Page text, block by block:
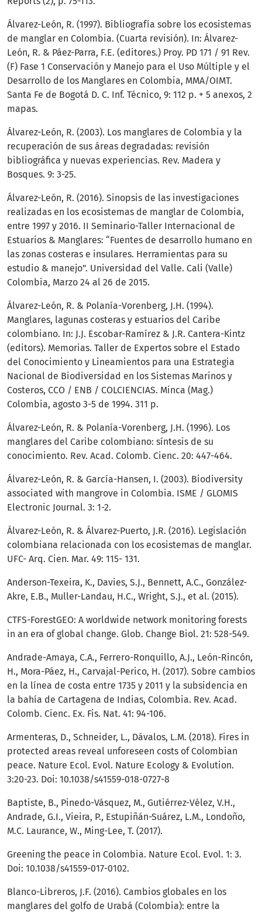
Álvarez-León, R. (1997). Bibliografía sobre los ecosistemas
de manglar en Colombia. (Cuarta revisión). In: Álvarez-
León, R. & Páez-Parra, F.E. (editores.) Proy. PD 171 / 91 Rev.
(F) Fase 1 Conservación y Manejo para el Uso Múltiple y el
Desarrollo de los Manglares en Colombia, MMA/OIMT.
Santa Fe de Bogotá D. C. Inf. Técnico, 9: 112 p. + 5 anexos, 2
mapas.
Álvarez-León, R. (2003). Los manglares de Colombia y la
recuperación de sus áreas degradadas: revisión
bibliográfica y nuevas experiencias. Rev. Madera y
Bosques. 9: 3-25.
Álvarez-León, R. (2016). Sinopsis de las investigaciones
realizadas en los ecosistemas de manglar de Colombia,
entre 1997 y 2016. II Seminario-Taller Internacional de
Estuarios & Manglares: “Fuentes de desarrollo humano en
las zonas costeras e insulares. Herramientas para su
estudio & manejo”. Universidad del Valle. Cali (Valle)
Colombia, Marzo 24 al 26 de 2015.
Álvarez-León, R. & Polanía-Vorenberg, J.H. (1994).
Manglares, lagunas costeras y estuarios del Caribe
colombiano. In: J.J. Escobar-Ramírez & J.R. Cantera-Kintz
(editors). Memorias. Taller de Expertos sobre el Estado
del Conocimiento y Lineamientos para una Estrategia
Nacional de Biodiversidad en los Sistemas Marinos y
Costeros, CCO / ENB / COLCIENCIAS. Minca (Mag.)
Colombia, agosto 3-5 de 1994. 311 p.
Álvarez-León, R. & Polanía-Vorenberg, J.H. (1996). Los
manglares del Caribe colombiano: síntesis de su
conocimiento. Rev. Acad. Colomb. Cienc. 20: 447-464.
Álvarez-León, R. & García-Hansen, I. (2003). Biodiversity
associated with mangrove in Colombia. ISME / GLOMIS
Electronic Journal. 3: 1-2.
Álvarez-León, R. & Álvarez-Puerto, J.R. (2016). Legislación
colombiana relacionada con los ecosistemas de manglar.
UFC- Arq. Cien. Mar. 49: 115- 131.
Anderson-Texeira, K., Davies, S.J., Bennett, A.C., González-
Akre, E.B., Muller-Landau, H.C., Wright, S.J., et al. (2015).
CTFS-ForestGEO: A worldwide network monitoring forests
in an era of global change. Glob. Change Biol. 21: 528-549.
Andrade-Amaya, C.A., Ferrero-Ronquillo, A.J., León-Rincón,
H., Mora-Páez, H., Carvajal-Perico, H. (2017). Sobre cambios
en la línea de costa entre 1735 y 2011 y la subsidencia en
la bahía de Cartagena de Indias, Colombia. Rev. Acad.
Colomb. Cienc. Ex. Fis. Nat. 41: 94-106.
Armenteras, D., Schneider, L., Dávalos, L.M. (2018). Fires in
protected areas reveal unforeseen costs of Colombian
peace. Nature Ecol. Evol. Nature Ecology & Evolution.
3:20-23. Doi: 10.1038/s41559-018-0727-8
Baptiste, B., Pinedo-Vásquez, M., Gutiérrez-Vélez, V.H.,
Andrade, G.I., Vieira, P., Estupiñán-Suárez, L.M., Londoño,
M.C. Laurance, W., Ming-Lee, T. (2017).
Greening the peace in Colombia. Nature Ecol. Evol. 1: 3.
Doi: 10.1038/s41559-017-0102.
Blanco-Libreros, J.F. (2016). Cambios globales en los
manglares del golfo de Urabá (Colombia): entre la